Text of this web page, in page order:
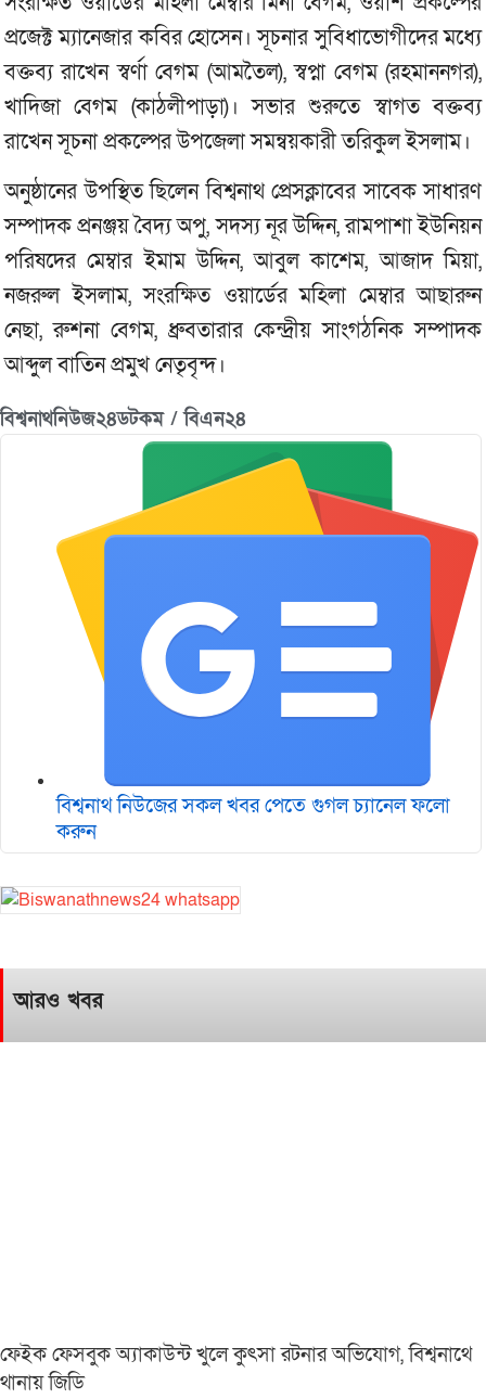
প্রজেক্ট ম্যানেজার কবির হোসেন। সূচনার সুবিধাভোগীদের মধ্যে
বক্তব্য রাখেন স্বর্ণা বেগম (আমতৈল), স্বপ্না বেগম (রহমাননগর),
খাদিজা বেগম (কাঠলীপাড়া)। সভার শুরুতে স্বাগত বক্তব্য
রাখেন সূচনা প্রকল্পের উপজেলা সমন্বয়কারী তরিকুল ইসলাম।
অনুষ্ঠানের উপস্থিত ছিলেন বিশ্বনাথ প্রেসক্লাবের সাবেক সাধারণ
সম্পাদক প্রনঞ্জয় বৈদ্য অপু, সদস্য নূর উদ্দিন, রামপাশা ইউনিয়ন
পরিষদের মেম্বার ইমাম উদ্দিন, আবুল কাশেম, আজাদ মিয়া,
নজরুল ইসলাম, সংরক্ষিত ওয়ার্ডের মহিলা মেম্বার আছারুন
নেছা, রুশনা বেগম, ধ্রুবতারার কেন্দ্রীয় সাংগঠনিক সম্পাদক
আব্দুল বাতিন প্রমুখ নেতৃবৃন্দ।
বিশ্বনাথনিউজ২৪ডটকম / বিএন২৪
বিশ্বনাথ নিউজের সকল খবর পেতে গুগল চ‌্যানেল ফলো
করুন
আরও খবর
ফেইক ফেসবুক অ্যাকাউন্ট খুলে কুৎসা রটনার অভিযোগ, বিশ্বনাথে
থানায় জিডি